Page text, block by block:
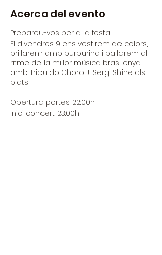
Acerca del evento
Prepareu-vos per a la festa!
El divendres 9 ens vestirem de colors,
brillarem amb purpurina i ballarem al
ritme de la millor música brasilenya
amb Tribu do Choro + Sergi Shine als
plats!
Obertura portes: 22:00h
Inici concert: 23:00h